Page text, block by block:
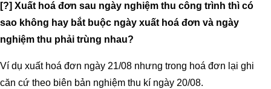
ĐÂY
[?] Xuất hoá đơn sau ngày nghiệm thu công trình thì có
sao không hay bắt buộc ngày xuất hoá đơn và ngày
nghiệm thu phải trùng nhau?
Ví dụ xuất hoá đơn ngày 21/08 nhưng trong hoá đơn lại ghi
căn cứ theo biên bản nghiệm thu kí ngày 20/08.